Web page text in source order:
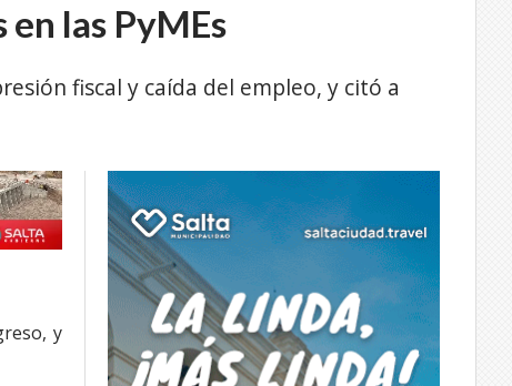
las PyMEs
fiscal y caída del empleo, y citó a
y